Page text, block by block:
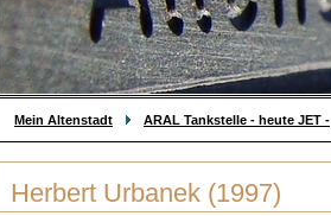
Mein Altenstadt ARAL Tankstelle - heute JET -
Herbert Urbanek (1997)